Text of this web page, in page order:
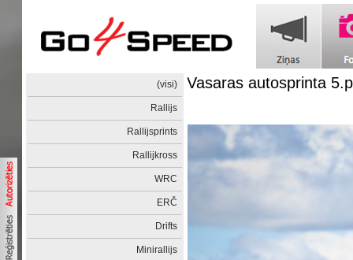
(visi)
Rallijs
Rallijsprints
Rallijkross
WRC
ERČ
Drifts
Minirallijs
Vasaras autosprinta